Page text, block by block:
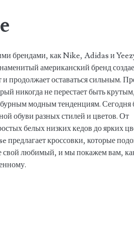
брендами, как Nike, Adidas и
американский бренд
продолжает оставаться сильным.
никогда не перестает быть
модным тенденциям. Сегодня
обуви разных стилей и цветов. От
белых низких кедов до ярких
предлагает кроссовки, которые
любимый, и мы покажем вам,